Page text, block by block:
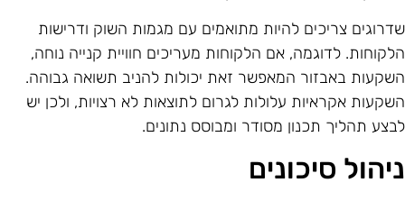
צריכים להיות מתואמים עם מגמות השוק ודרישות
לדוגמה, אם הלקוחות מעריכים חוויית קנייה נוחה,
באבזור המאפשר זאת יכולות להניב תשואה גבוהה.
אקראיות עלולות לגרום לתוצאות לא רצויות, ולכן יש
תהליך תכנון מסודר ומבוסס נתונים.
סיכונים